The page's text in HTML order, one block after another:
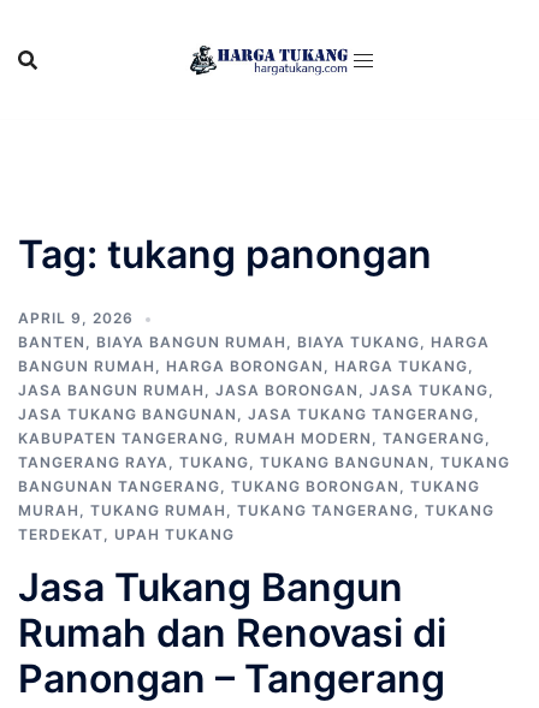
content
Tag: tukang panongan
APRIL 9, 2026
BANTEN , BIAYA BANGUN RUMAH , BIAYA TUKANG, HARGA
BANGUN RUMAH , HARGA BORONGAN , HARGA TUKANG,
JASA BANGUN RUMAH , JASA BORONGAN , JASA TUKANG,
JASA TUKANG BANGUNAN , JASA TUKANG TANGERANG,
KABUPATEN TANGERANG, RUMAH MODERN , TANGERANG,
TANGERANG RAYA, TUKANG, TUKANG BANGUNAN , TUKANG
BANGUNAN TANGERANG, TUKANG BORONGAN , TUKANG
MURAH , TUKANG RUMAH , TUKANG TANGERANG, TUKANG
TERDEKAT, UPAH TUKANG
Jasa Tukang Bangun
Rumah dan Renovasi di
Panongan – Tangerang